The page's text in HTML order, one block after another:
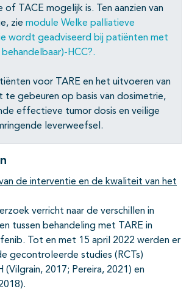
of TACE mogelijk is. Ten aanzien van
zie module Welke palliatieve
wordt geadviseerd bij patiënten met
HCC?.
voor TARE en het uitvoeren van
te gebeuren op basis van dosimetrie,
effectieve tumor dosis en veilige
leverweefsel.
de interventie en de kwaliteit van het
verricht naar de verschillen in
tussen behandeling met TARE in
Tot en met 15 april 2022 werden er
gecontroleerde studies (RCTs)
(Vilgrain, 2017; Pereira, 2021) en